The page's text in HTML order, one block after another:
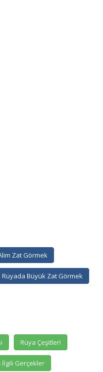
Zat Görmek
Rüyada Büyük Zat Görmek
Rüya Çeşitleri
İlgili Gerçekler